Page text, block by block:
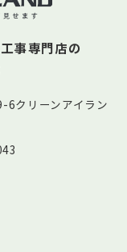
事専門店の
6クリーンアイラン